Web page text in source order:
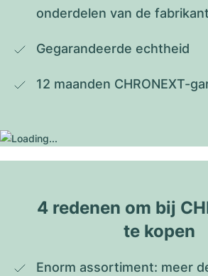
onderdelen van de fabrikant
Gegarandeerde echtheid
12 maanden CHRONEXT-
4 redenen om bij
te kopen
Enorm assortiment: meer